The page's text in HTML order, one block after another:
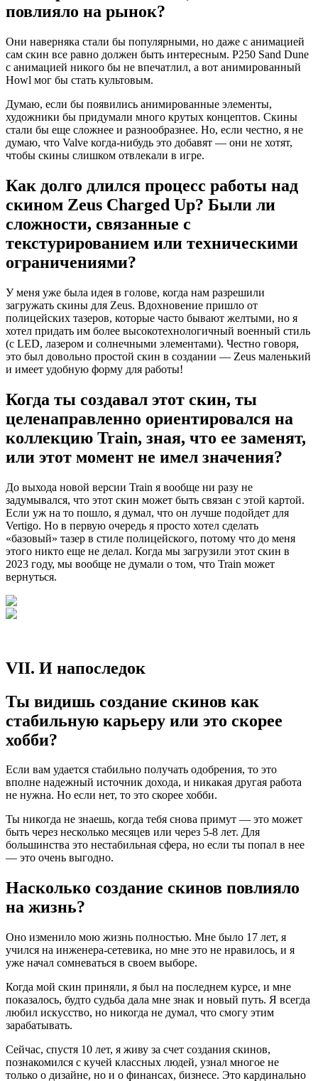
повлияло на рынок?
Они наверняка стали бы популярными, но даже с анимацией
сам скин все равно должен быть интересным. P250 Sand Dune
с анимацией никого бы не впечатлил, а вот анимированный
Howl мог бы стать культовым.
Думаю, если бы появились анимированные элементы,
художники бы придумали много крутых концептов. Скины
стали бы еще сложнее и разнообразнее. Но, если честно, я не
думаю, что Valve когда-нибудь это добавят — они не хотят,
чтобы скины слишком отвлекали в игре.
Как долго длился процесс работы над
скином Zeus Charged Up? Были ли
сложности, связанные с
текстурированием или техническими
ограничениями?
У меня уже была идея в голове, когда нам разрешили
загружать скины для Zeus. Вдохновение пришло от
полицейских тазеров, которые часто бывают желтыми, но я
хотел придать им более высокотехнологичный военный стиль
(с LED, лазером и солнечными элементами). Честно говоря,
это был довольно простой скин в создании — Zeus маленький
и имеет удобную форму для работы!
Когда ты создавал этот скин, ты
целенаправленно ориентировался на
коллекцию Train, зная, что ее заменят,
или этот момент не имел значения?
До выхода новой версии Train я вообще ни разу не
задумывался, что этот скин может быть связан с этой картой.
Если уж на то пошло, я думал, что он лучше подойдет для
Vertigo. Но в первую очередь я просто хотел сделать
«базовый» тазер в стиле полицейского, потому что до меня
этого никто еще не делал. Когда мы загрузили этот скин в
2023 году, мы вообще не думали о том, что Train может
вернуться.
VII. И напоследок
Ты видишь создание скинов как
стабильную карьеру или это скорее
хобби?
Если вам удается стабильно получать одобрения, то это
вполне надежный источник дохода, и никакая другая работа
не нужна. Но если нет, то это скорее хобби.
Ты никогда не знаешь, когда тебя снова примут — это может
быть через несколько месяцев или через 5-8 лет. Для
большинства это нестабильная сфера, но если ты попал в нее
— это очень выгодно.
Насколько создание скинов повлияло
на жизнь?
Оно изменило мою жизнь полностью. Мне было 17 лет, я
учился на инженера-сетевика, но мне это не нравилось, и я
уже начал сомневаться в своем выборе.
Когда мой скин приняли, я был на последнем курсе, и мне
показалось, будто судьба дала мне знак и новый путь. Я всегда
любил искусство, но никогда не думал, что смогу этим
зарабатывать.
Сейчас, спустя 10 лет, я живу за счет создания скинов,
познакомился с кучей классных людей, узнал многое не
только о дизайне, но и о финансах, бизнесе. Это кардинально